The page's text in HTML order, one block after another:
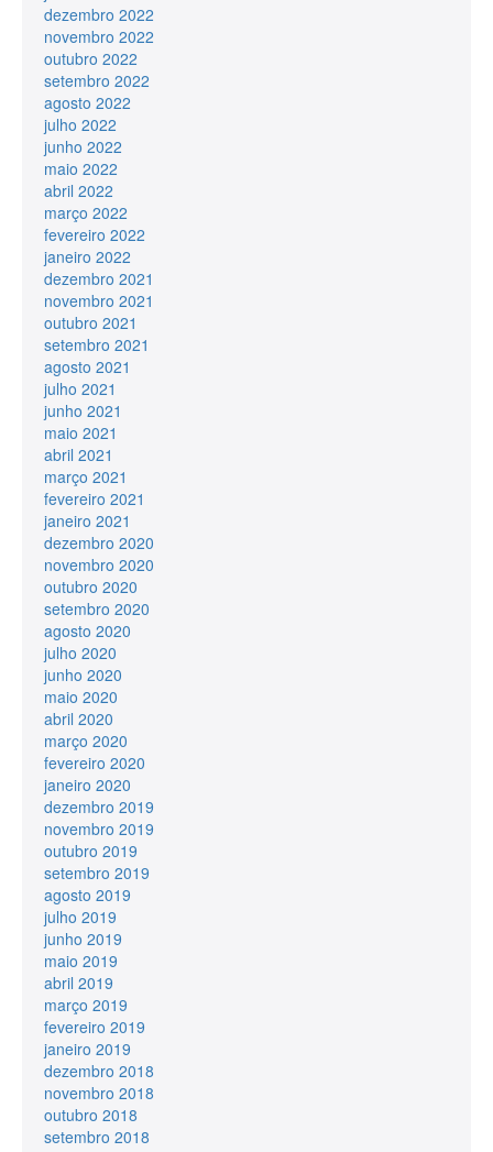
dezembro 2022
novembro 2022
outubro 2022
setembro 2022
agosto 2022
julho 2022
junho 2022
maio 2022
abril 2022
março 2022
fevereiro 2022
janeiro 2022
dezembro 2021
novembro 2021
outubro 2021
setembro 2021
agosto 2021
julho 2021
junho 2021
maio 2021
abril 2021
março 2021
fevereiro 2021
janeiro 2021
dezembro 2020
novembro 2020
outubro 2020
setembro 2020
agosto 2020
julho 2020
junho 2020
maio 2020
abril 2020
março 2020
fevereiro 2020
janeiro 2020
dezembro 2019
novembro 2019
outubro 2019
setembro 2019
agosto 2019
julho 2019
junho 2019
maio 2019
abril 2019
março 2019
fevereiro 2019
janeiro 2019
dezembro 2018
novembro 2018
outubro 2018
setembro 2018